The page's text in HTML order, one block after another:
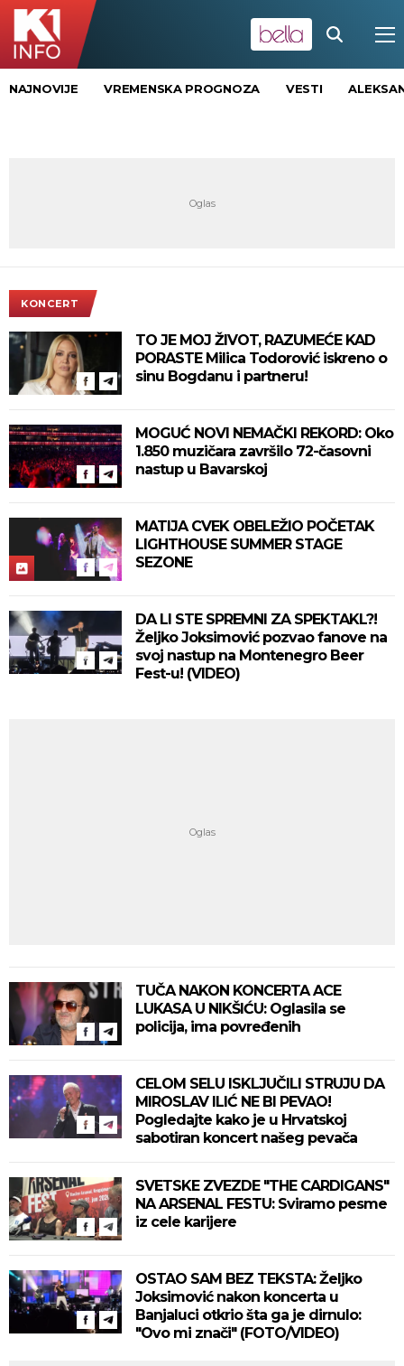
NAJNOVIJE VREMENSKA PROGNOZA VESTI
KONCERT
TO JE MOJ ŽIVOT, RAZUMEĆE KAD
PORASTE Milica Todorović iskreno o
sinu Bogdanu i partneru!
MOGUĆ NOVI NEMAČKI REKORD: Oko
1.850 muzičara završilo 72-časovni
nastup u Bavarskoj
MATIJA CVEK OBELEŽIO POČETAK
LIGHTHOUSE SUMMER STAGE
SEZONE
DA LI STE SPREMNI ZA SPEKTAKL?!
Željko Joksimović pozvao fanove na
svoj nastup na Montenegro Beer
Fest-u! (VIDEO)
TUČA NAKON KONCERTA ACE
LUKASA U NIKŠIĆU: Oglasila se
policija, ima povređenih
CELOM SELU ISKLJUČILI STRUJU DA
MIROSLAV ILIĆ NE BI PEVAO!
Pogledajte kako je u Hrvatskoj
sabotiran koncert našeg pevača
SVETSKE ZVEZDE "THE CARDIGANS"
NA ARSENAL FESTU: Sviramo pesme
iz cele karijere
OSTAO SAM BEZ TEKSTA: Željko
Joksimović nakon koncerta u
Banjaluci otkrio šta ga je dirnulo:
"Ovo mi znači" (FOTO/VIDEO)